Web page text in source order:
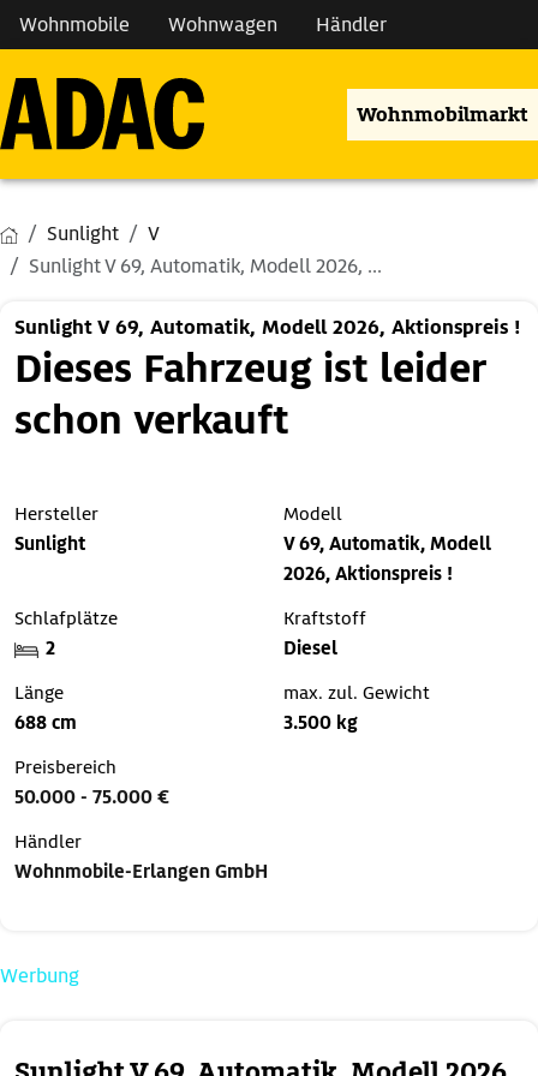
Wohnmobile Wohnwagen Händler
Wohnmobilmarkt
Sunlight
V
Sunlight V 69, Automatik, Modell 2026, ...
Sunlight V 69, Automatik, Modell 2026, Aktionspreis !
Dieses Fahrzeug ist leider
schon verkauft
Hersteller
Sunlight
Modell
V 69, Automatik, Modell
2026, Aktionspreis !
Schlafplätze
2
Kraftstoff
Diesel
Länge
688 cm
max. zul. Gewicht
3.500 kg
Preisbereich
50.000 - 75.000 €
Händler
Wohnmobile-Erlangen GmbH
Werbung